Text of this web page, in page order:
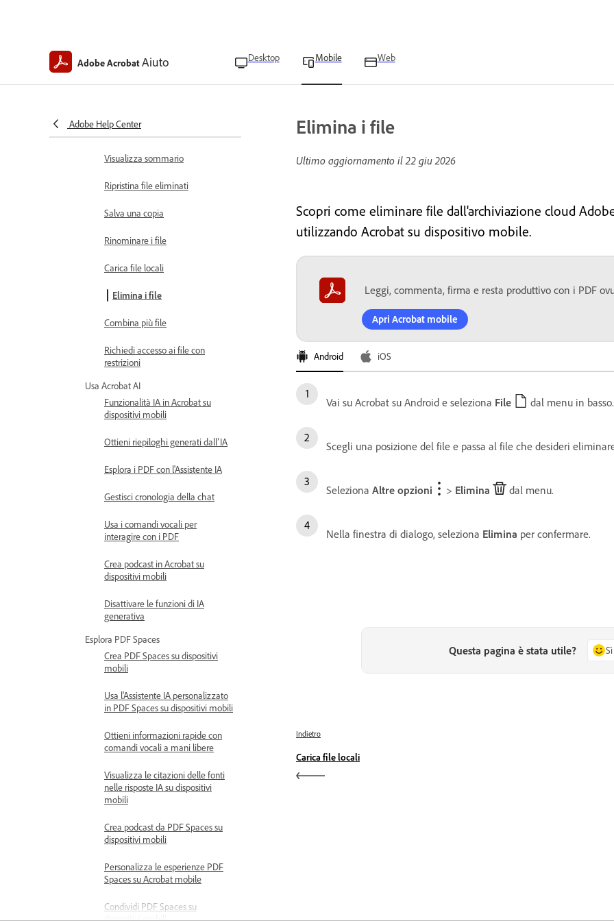
Adobe AcrobatAiuto Desktop Mobile Web
Adobe Help Center
Trovare testo nei PDF
Gestire i segnalibri
Visualizza sommario
Ripristina file eliminati
Salva una copia
Rinominare i file
Carica file locali
Elimina i file
Combina più file
Richiedi accesso ai file con
restrizioni
Usa Acrobat AI
Funzionalità IA in Acrobat su
dispositivi mobili
Ottieni riepiloghi generati dall’IA
Esplora i PDF con l'Assistente IA
Gestisci cronologia della chat
Usa i comandi vocali per
interagire con i PDF
Crea podcast in Acrobat su
dispositivi mobili
Disattivare le funzioni di IA
generativa
Esplora PDF Spaces
Crea PDF Spaces su dispositivi
mobili
Usa l'Assistente IA personalizzato
in PDF Spaces su dispositivi mobili
Ottieni informazioni rapide con
comandi vocali a mani libere
Visualizza le citazioni delle fonti
nelle risposte IA su dispositivi
mobili
Crea podcast da PDF Spaces su
dispositivi mobili
Personalizza le esperienze PDF
Spaces su Acrobat mobile
Condividi PDF Spaces su
dispositivi mobili
Elimina i file
Ultimo aggiornamento il22 giu 2026
Scopri come eliminare file dall'archiviazione cloud
utilizzando Acrobat su dispositivo mobile.
Leggi, commenta, firma e resta produttivo con i PDF
Apri Acrobat mobile
Android iOS
Vai su Acrobat su Android e seleziona File dal menu in basso.
Scegli una posizione del file e passa al file che desideri
Seleziona Altre opzioni > Elimina dal menu.
Nella finestra di dialogo, seleziona Elimina per confermare.
Questa pagina è stata utile?
Indietro
Carica file locali